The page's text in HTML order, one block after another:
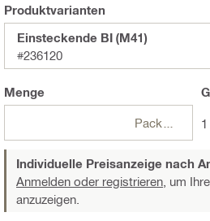
Produktvarianten
Einsteckende BI (M41)
#236120
Menge
Packungen 1
Individuelle Preisanzeige nach
Anmelden oder registrieren, um
anzuzeigen.